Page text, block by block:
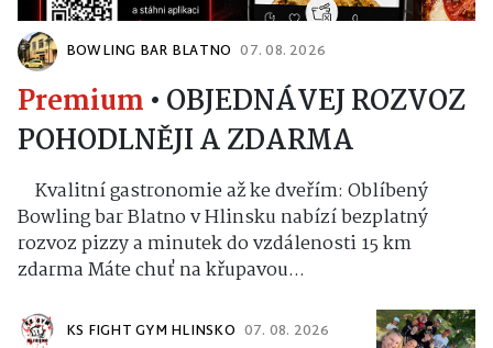
BOWLING BAR BLATNO 07. 08. 2026
Premium • OBJEDNÁVEJ ROZVOZ
POHODLNĚJI A ZDARMA
Kvalitní gastronomie až ke dveřím: Oblíbený
Bowling bar Blatno v Hlinsku nabízí bezplatný
rozvoz pizzy a minutek do vzdálenosti 15 km
zdarma Máte chuť na křupavou...
KS FIGHT GYM HLINSKO 07. 08. 2026